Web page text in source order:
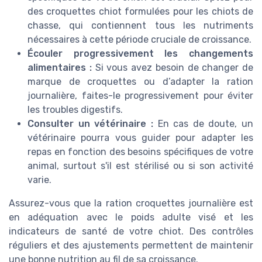
des croquettes chiot formulées pour les chiots de
chasse, qui contiennent tous les nutriments
nécessaires à cette période cruciale de croissance.
Écouler progressivement les changements
alimentaires :Si vous avez besoin de changer de
marque de croquettes ou d’adapter la ration
journalière, faites-le progressivement pour éviter
les troubles digestifs.
Consulter un vétérinaire :En cas de doute, un
vétérinaire pourra vous guider pour adapter les
repas en fonction des besoins spécifiques de votre
animal, surtout s'il est stérilisé ou si son activité
varie.
Assurez-vous que la ration croquettes journalière est
en adéquation avec le poids adulte visé et les
indicateurs de santé de votre chiot. Des contrôles
réguliers et des ajustements permettent de maintenir
une bonne nutrition au fil de sa croissance.